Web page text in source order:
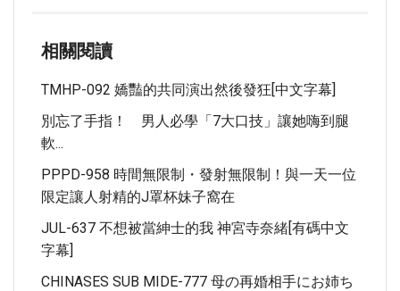
相關閱讀
TMHP-092 嬌豔的共同演出然後發狂[中文字幕]
別忘了手指！ 男人必學「7大口技」讓她嗨到腿
軟...
PPPD-958 時間無限制・發射無限制！與一天一位
限定讓人射精的J罩杯妹子窩在
JUL-637 不想被當紳士的我 神宮寺奈緒[有碼中文
字幕]
CHINASES SUB MIDE-777 母の再婚相手にお姉ち